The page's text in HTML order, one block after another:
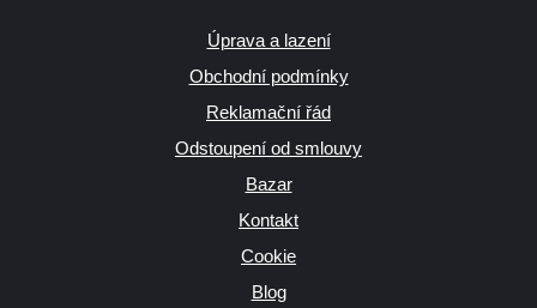
Úprava a lazení
Obchodní podmínky
Reklamační řád
Odstoupení od smlouvy
Bazar
Kontakt
Cookie
Blog